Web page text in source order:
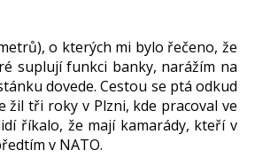
o kterých mi bylo řečeno, že
suplují funkci banky, narážím na
dovede. Cestou se ptá odkud
žil tři roky v Plzni, kde pracoval ve
říkalo, že mají kamarády, kteří v
v NATO.